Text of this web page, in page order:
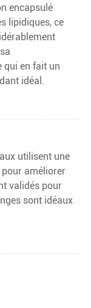
encapsulé
lipidiques, ce
qui en fait un
idéal.
utilisent une
améliorer
validés pour
sont idéaux